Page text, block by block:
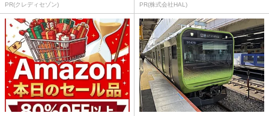
PR(クレディセゾン) PR(株式会社HAL)